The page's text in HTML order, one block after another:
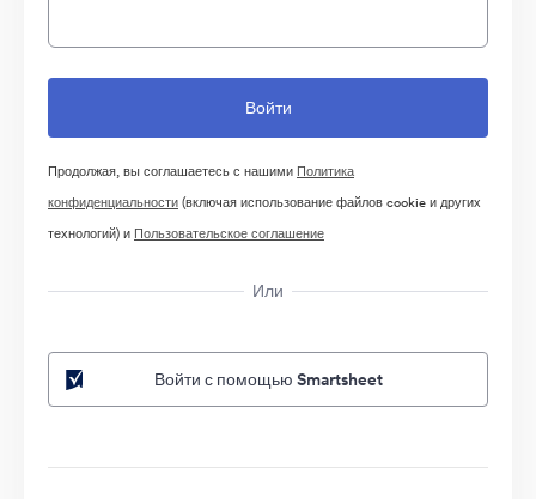
Продолжая, вы соглашаетесь с нашими Политика
конфиденциальности(включая использование файлов cookie и других
технологий) и Пользовательское соглашение
Или
Войти с помощью Smartsheet